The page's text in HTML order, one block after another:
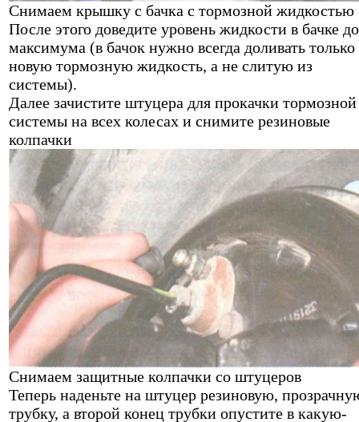
Снимаем крышку с бачка с тормозной жидкостью
После этого доведите уровень жидкости в бачке до
максимума (в бачок нужно всегда доливать только
новую тормозную жидкость, а не слитую из
системы).
Далее зачистите штуцера для прокачки тормозной
системы на всех колесах и снимите резиновые
колпачки
Снимаем защитные колпачки со штуцеров
Теперь наденьте на штуцер резиновую,
трубку, а второй конец трубки опустите в какую-